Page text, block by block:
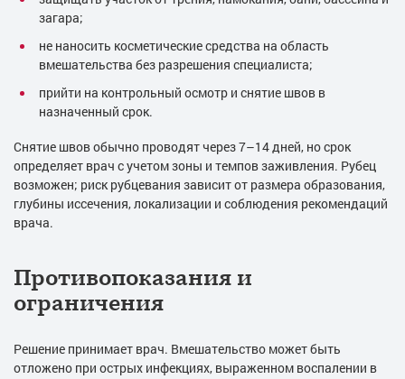
загара;
не наносить косметические средства на область
вмешательства без разрешения специалиста;
прийти на контрольный осмотр и снятие швов в
назначенный срок.
Снятие швов обычно проводят через 7–14 дней, но срок
определяет врач с учетом зоны и темпов заживления. Рубец
возможен; риск рубцевания зависит от размера образования,
глубины иссечения, локализации и соблюдения рекомендаций
врача.
Противопоказания и
ограничения
Решение принимает врач. Вмешательство может быть
отложено при острых инфекциях, выраженном воспалении в